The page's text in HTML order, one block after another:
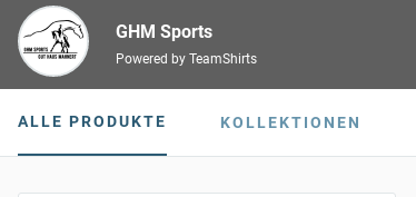
GHM Sports
Powered by TeamShirts
ALLE PRODUKTE KOLLEKTIONEN